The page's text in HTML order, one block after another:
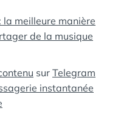
la meilleure manière
de la musique
sur Telegram
instantanée